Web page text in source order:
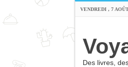
VENDREDI , 7
Des livres,